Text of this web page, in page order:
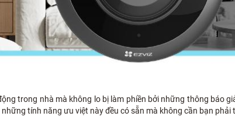
trong nhà mà không lo bị làm phiền bởi những thông báo
tính năng ưu việt này đều có sẵn mà không cần bạn phải